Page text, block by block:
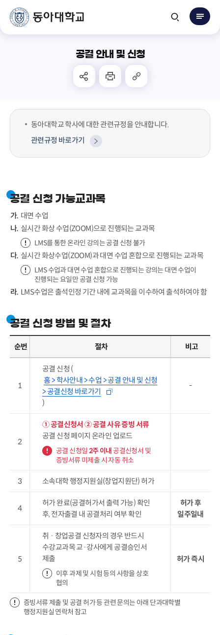
공결 안내 및 신청
동아대학교 학사에 대한 관련규정을 안내합니다.
관련규정 바로가기
공결 신청 가능교과목
대면 수업
실시간 화상 수업(ZOOM)으로 진행되는 교과목
LMS를 통한 온라인 강의는 공결 신청 불가
실시간 화상수업(ZOOM)과 대면 수업 혼합으로 진행되는 교과목
LMS 수업과 대면 수업 혼합으로 진행되는 강의는 대면 수업이
진행되는 요일만 공결 신청 가능
LMS수업은 출석인정 기간 내에 교과목을 이수하여 출석하여야 함
공결 신청 방법 및 절차
순번 절차 비고
1
공결 신청 (
홈 > 학사안내 > 수업 > 공결 안내 및 신청
> 공결신청 바로가기
)
-
2
① 공결신청서 ② 공결 사유 증빙 서류
공결 신청 페이지 온라인 업로드
공결 신청일 2주 이내공결신청서 및
증빙서류 미제출 시 자동 취소
3 소속대학 행정지원실(창업지원단) 허가
4
허가 완료(공결허가서 출력 가능) 확인
후, 전자출결 내 공결처리 여부 확인
허가 후
일주일내
5
취 · 창업공결 신청자의 경우 반드시
수강교과목 교·강사에게 공결승인서
제출
이후 과제 및 시험 등의 사항을 상호
협의
허가 즉시
증빙서류 제출 및 공결 허가 등 관련 문의는 아래 단과대학별
행정지원실 연락처 참고